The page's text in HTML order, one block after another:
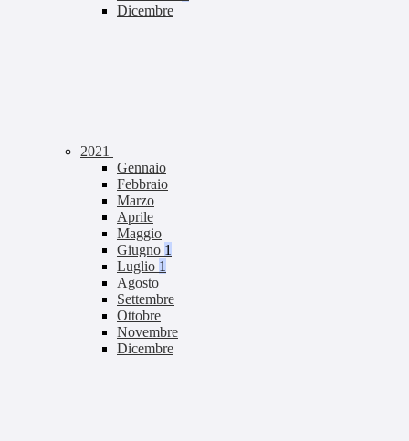
Dicembre
2021
Gennaio
Febbraio
Marzo
Aprile
Maggio
Giugno 1
Luglio 1
Agosto
Settembre
Ottobre
Novembre
Dicembre